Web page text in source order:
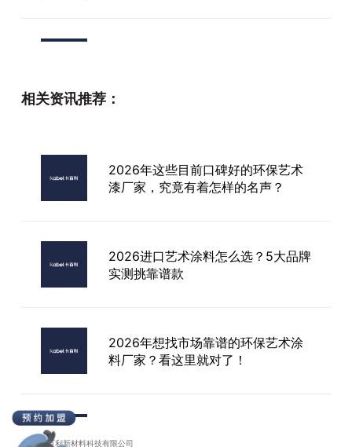
相关资讯推荐：
2026年这些目前口碑好的环保艺术
漆厂家，究竟有着怎样的名声？
2026进口艺术涂料怎么选？5大品牌
实测挑靠谱款
2026年想找市场靠谱的环保艺术涂
料厂家？看这里就对了！
广东卡百利新材料科技有限公司